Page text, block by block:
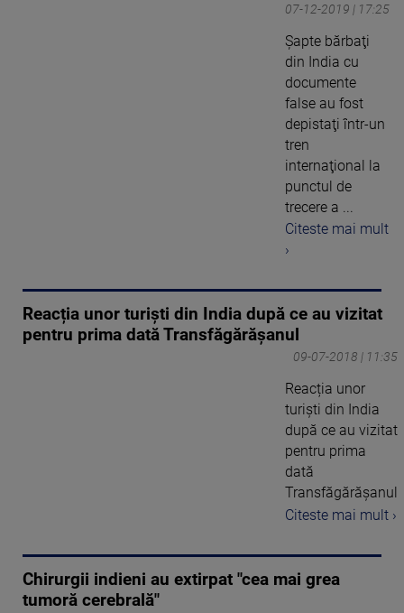
07-12-2019 | 17:25
Şapte bărbaţi
din India cu
documente
false au fost
depistaţi într-un
tren
internaţional la
punctul de
trecere a ...
Citeste mai mult
›
Reacția unor turiști din India după ce au vizitat
pentru prima dată Transfăgărășanul
09-07-2018 | 11:35
Reacția unor
turiști din India
după ce au vizitat
pentru prima
dată
Transfăgărășanul
Citeste mai mult ›
Chirurgii indieni au extirpat "cea mai grea
tumoră cerebrală"